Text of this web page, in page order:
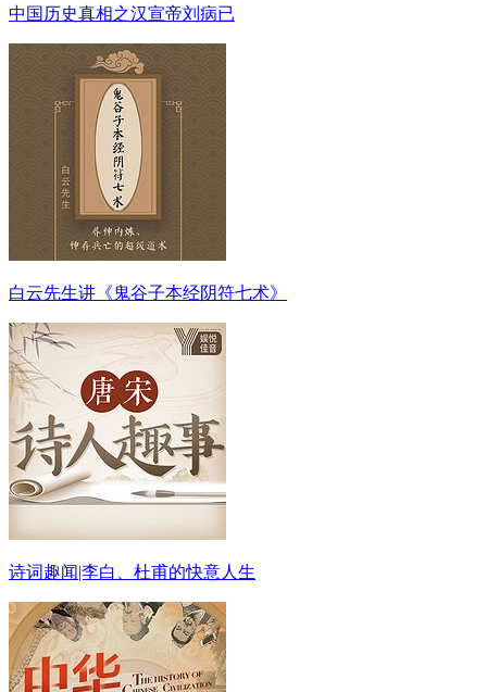
中国历史真相之汉宣帝刘病已
白云先生讲《鬼谷子本经阴符七术》
诗词趣闻|李白、杜甫的快意人生